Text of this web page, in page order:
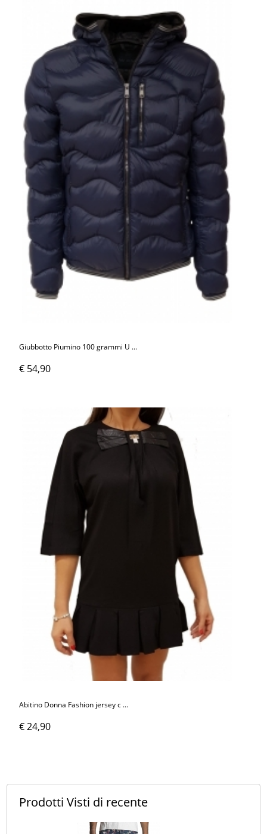
Giubbotto Piumino 100 grammi U ...
€ 54,90
Abitino Donna Fashion jersey c ...
€ 24,90
Prodotti Visti di recente